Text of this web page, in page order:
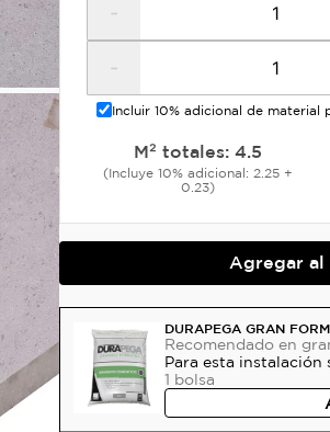
-
-
Incluir 10% adicional de
M² totales:4.5
(Incluye 10% adicional: 2.25 +
0.23)
Agregar
DURAPEGA GRAN
Recomendado en
Para esta instalación
1 bolsa